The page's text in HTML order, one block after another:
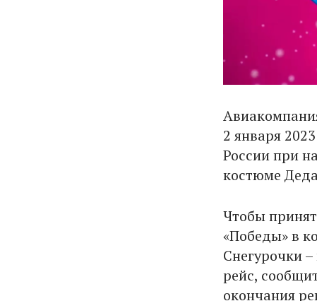
2 января
России при
костюме
Чтобы
«Победы» в
Снегурочки
рейс,
окончания